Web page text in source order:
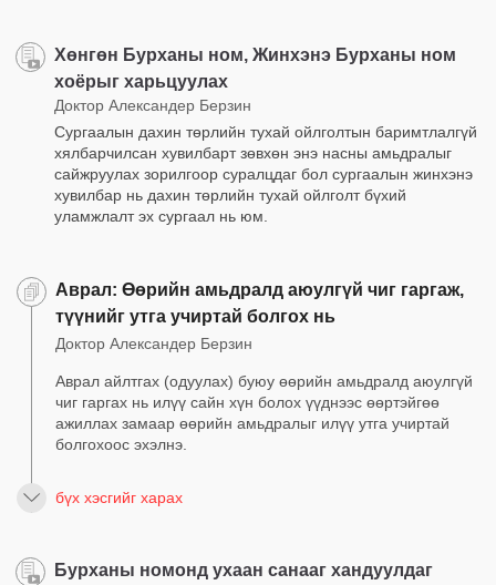
Xөнгөн Бурханы ном, Жинхэнэ Бурханы ном
хоёрыг харьцуулах
Доктор Александер Берзин
Сургаалын дахин төрлийн тухай ойлголтын баримтлалгүй
хялбарчилсан хувилбарт зөвхөн энэ насны амьдралыг
сайжруулах зорилгоор суралцдаг бол сургаалын жинхэнэ
хувилбар нь дахин төрлийн тухай ойлголт бүхий
уламжлалт эх сургаал нь юм.
Аврал: Өөрийн амьдралд аюулгүй чиг гаргаж,
түүнийг утга учиртай болгох нь
Доктор Александер Берзин
Аврал айлтгах (одуулах) буюу өөрийн амьдралд аюулгүй
чиг гаргах нь илүү сайн хүн болох үүднээс өөртэйгөө
ажиллах замаар өөрийн амьдралыг илүү утга учиртай
болгохоос эхэлнэ.
бүх хэсгийг харах
Бурханы номонд ухаан санааг хандуулдаг